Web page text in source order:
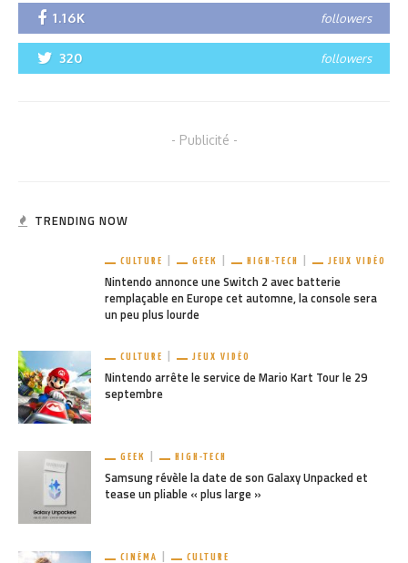
1.16K followers
320 followers
- Publicité -
TRENDING NOW
CULTURE GEEK HIGH-TECH JEUX VIDÉO
Nintendo annonce une Switch 2 avec batterie
remplaçable en Europe cet automne, la console sera
un peu plus lourde
CULTURE JEUX VIDÉO
Nintendo arrête le service de Mario Kart Tour le 29
septembre
GEEK HIGH-TECH
Samsung révèle la date de son Galaxy Unpacked et
tease un pliable « plus large »
CINÉMA CULTURE